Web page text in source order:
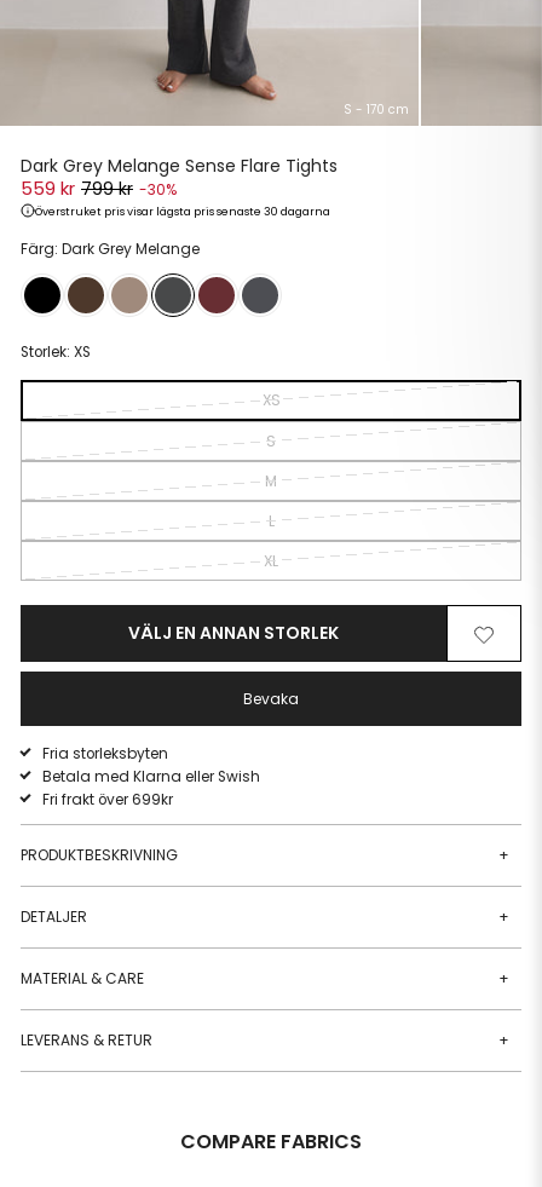
S - 170 cm
Dark Grey Melange Sense Flare Tights
559 kr 799 kr -30%
Överstruket pris visar lägsta pris senaste 30 dagarna
pris
Färg: Dark Grey Melange
Storlek: XS
XS
S
M
L
XL
VÄLJ EN ANNAN STORLEK
Lägg
till
Ta
bort
Bevaka
Fria storleksbyten
Betala med Klarna eller Swish
Fri frakt över 699kr
PRODUKTBESKRIVNING +
DETALJER +
MATERIAL & CARE +
LEVERANS & RETUR +
COMPARE FABRICS